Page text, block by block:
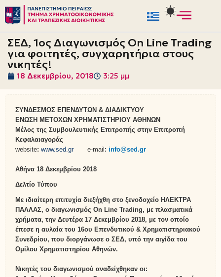
Μεταπηδήστε
στο
περιεχόμενο
ΣΕΔ, 1ος Διαγωνισμός On Line Trading
για φοιτητές, συγχαρητήρια στους
νικητές!
18 Δεκεμβρίου, 2018 3:25 μμ
ΣΥΝΔΕΣΜΟΣ ΕΠΕΝΔΥΤΩΝ & ΔΙΑΔΙΚΤΥΟΥ
ΕΝΩΣΗ ΜΕΤΟΧΩΝ ΧΡΗΜΑΤΙΣΤΗΡΙΟΥ ΑΘΗΝΩΝ
Μέλος της Συμβουλευτικής Επιτροπής στην Επιτροπή
Κεφαλαιαγοράς
website: www.sed.gr e-mail : info@sed.gr
Αθήνα 18 Δεκεμβρίου 2018
Δελτίο Τύπου
Με ιδιαίτερη επιτυχία διεξήχθη στο ξενοδοχείο ΗΛΕΚΤΡΑ
ΠΑΛΛΑΣ, ο διαγωνισμός On Line Trading, με πλασματικά
χρήματα, την Δευτέρα 17 Δεκεμβρίου 2018, με τον οποίο
έπεσε η αυλαία του 16ου Επενδυτικού & Χρηματιστηριακού
Συνεδρίου, που διοργάνωσε ο ΣΕΔ, υπό την αιγίδα του
Ομίλου Χρηματιστηρίου Αθηνών.
Νικητές του διαγωνισμού αναδείχθηκαν οι: